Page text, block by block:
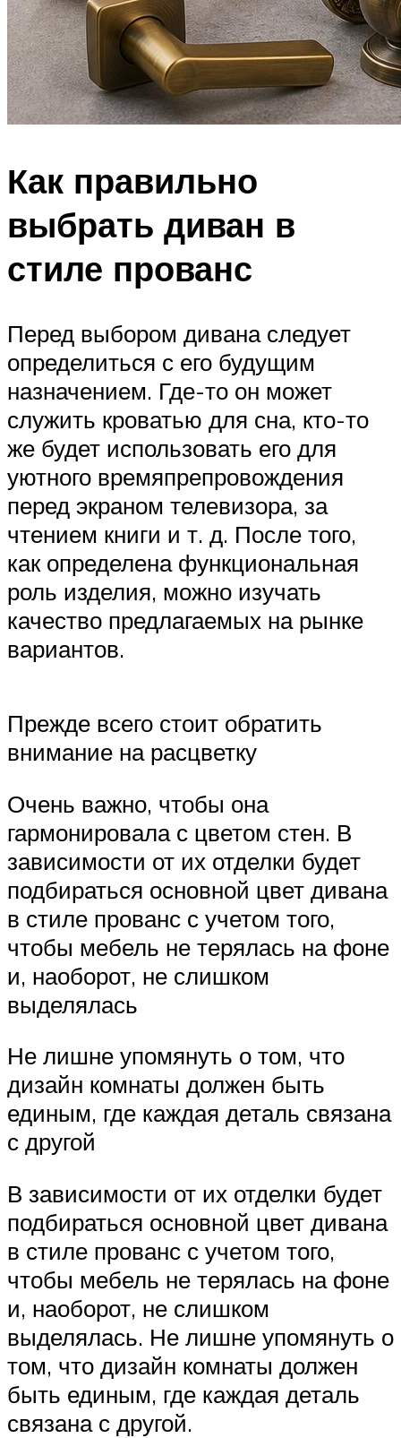
Как правильно
выбрать диван в
стиле прованс
Перед выбором дивана следует
определиться с его будущим
назначением. Где-то он может
служить кроватью для сна, кто-то
же будет использовать его для
уютного времяпрепровождения
перед экраном телевизора, за
чтением книги и т. д. После того,
как определена функциональная
роль изделия, можно изучать
качество предлагаемых на рынке
вариантов.
Прежде всего стоит обратить
внимание на расцветку
Очень важно, чтобы она
гармонировала с цветом стен. В
зависимости от их отделки будет
подбираться основной цвет дивана
в стиле прованс с учетом того,
чтобы мебель не терялась на фоне
и, наоборот, не слишком
выделялась
Не лишне упомянуть о том, что
дизайн комнаты должен быть
единым, где каждая деталь связана
с другой
В зависимости от их отделки будет
подбираться основной цвет дивана
в стиле прованс с учетом того,
чтобы мебель не терялась на фоне
и, наоборот, не слишком
выделялась. Не лишне упомянуть о
том, что дизайн комнаты должен
быть единым, где каждая деталь
связана с другой.